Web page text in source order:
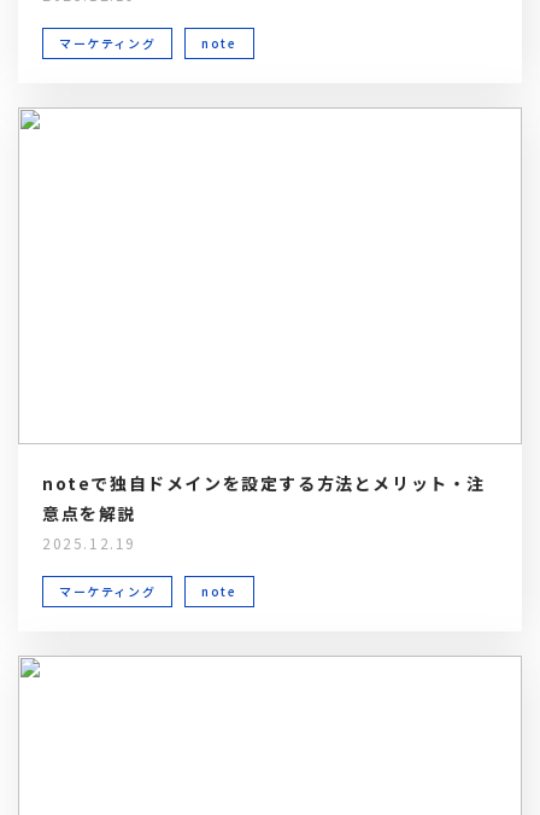
マーケティング note
noteで独自ドメインを設定する方法とメリット・注
意点を解説
2025.12.19
マーケティング note